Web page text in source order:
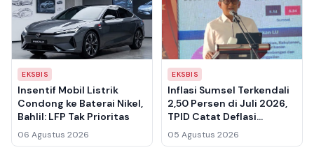
EKSBIS
Insentif Mobil Listrik
Condong ke Baterai Nikel,
Bahlil: LFP Tak Prioritas
06 Agustus 2026
EKSBIS
Inflasi Sumsel Terkendali
2,50 Persen di Juli 2026,
TPID Catat Deflasi
Bulanan Berkat Panen
Raya dan Operasi Pasar
05 Agustus 2026